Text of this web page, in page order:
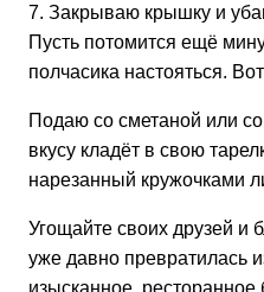
7. Закрываю крышку и
Пусть потомится ещё
полчасика настояться.
Подаю со сметаной или
вкусу кладёт в свою
нарезанный кружочками
Угощайте своих друзей и
уже давно превратилась
изысканное, ресторанное